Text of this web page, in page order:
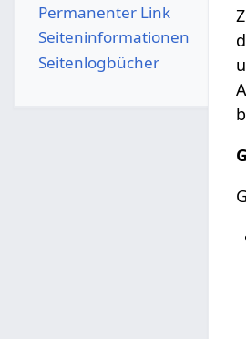
Permanenter Link
Seiten­­informationen
Seitenlogbücher